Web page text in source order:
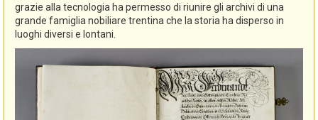
grazie alla tecnologia ha permesso di riunire gli archivi di una
grande famiglia nobiliare trentina che la storia ha disperso in
luoghi diversi e lontani.